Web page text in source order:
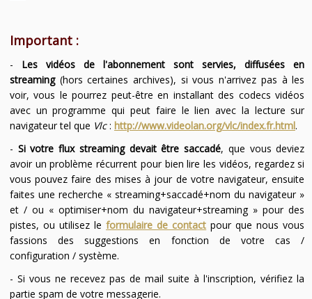
Important :
- Les vidéos de l'abonnement sont servies, diffusées en
streaming(hors certaines archives), si vous n'arrivez pas à les
voir, vous le pourrez peut-être en installant des codecs vidéos
avec un programme qui peut faire le lien avec la lecture sur
navigateur tel que Vlc: http://www.videolan.org/vlc/index.fr.html.
- Si votre flux streaming devait être saccadé, que vous deviez
avoir un problème récurrent pour bien lire les vidéos, regardez si
vous pouvez faire des mises à jour de votre navigateur, ensuite
faites une recherche « streaming+saccadé+nom du navigateur »
et / ou « optimiser+nom du navigateur+streaming » pour des
pistes, ou utilisez leformulaire de contact pour que nous vous
fassions des suggestions en fonction de votre cas /
configuration / système.
- Si vous ne recevez pas de mail suite à l'inscription, vérifiez la
partie spam de votre messagerie.